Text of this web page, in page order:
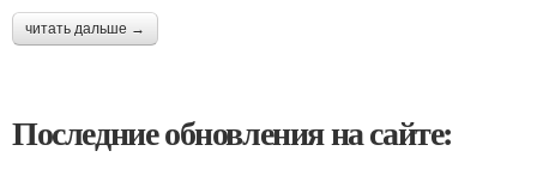
читать дальше →
Последние обновления на сайте: